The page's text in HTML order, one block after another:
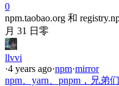
0
npm.taobao.org 和
月 31 日零
llvvi
·4 years ago·npm·mirror
npm、yarn、pnpm，兄弟